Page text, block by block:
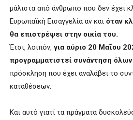
μάλιστα από άνθρωπο που δεν έχει
Ευρωπαϊκή Εισαγγελία αν και όταν
θα επιστρέψει στην οικία του.
Έτσι, λοιπόν, για αύριο 20 Μαΐου
προγραμματιστεί συνάντηση
πρόσκληση που έχει αναλάβει το
καταθέσεων.
Και αυτό γιατί τα πράγματα